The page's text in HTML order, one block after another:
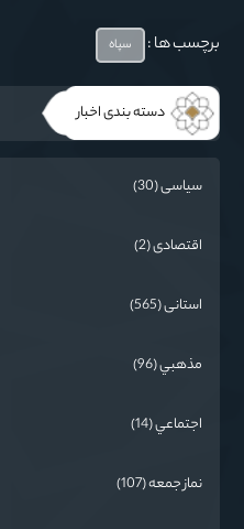
برچسب ها : سپاه
دسته بندی اخبار
سیاسی (30)
اقتصادی (2)
استانی (565)
مذهبي (96)
اجتماعي (14)
نماز جمعه (107)